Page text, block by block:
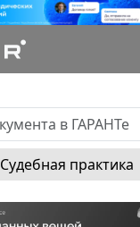
Судебная практика